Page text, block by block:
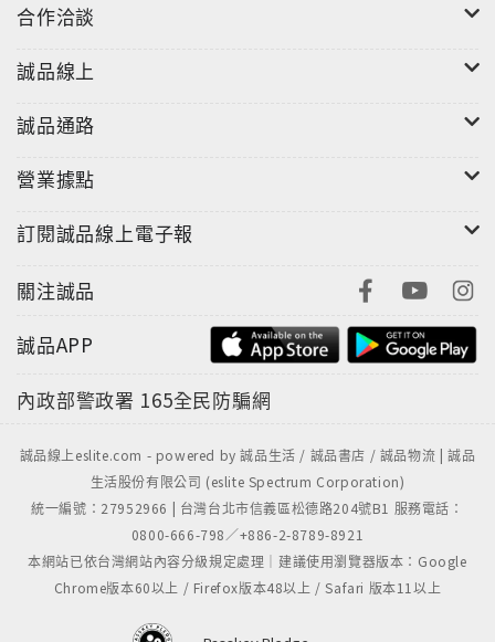
合作洽談
誠品線上
誠品通路
營業據點
訂閱誠品線上電子報
關注誠品
誠品APP
內政部警政署 165全民防騙網
誠品線上eslite.com - powered by 誠品生活 / 誠品書店 / 誠品物流 | 誠品
生活股份有限公司 (eslite Spectrum Corporation)
統一編號：27952966 | 台灣台北市信義區松德路204號B1 服務電話：
0800-666-798／+886-2-8789-8921
本網站已依台灣網站內容分級規定處理｜建議使用瀏覽器版本：Google
Chrome版本60以上 / Firefox版本48以上 / Safari 版本11以上